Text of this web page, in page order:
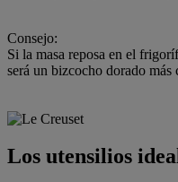
Consejo:
Si la masa reposa en el
será un bizcocho dorado más
Los utensilios